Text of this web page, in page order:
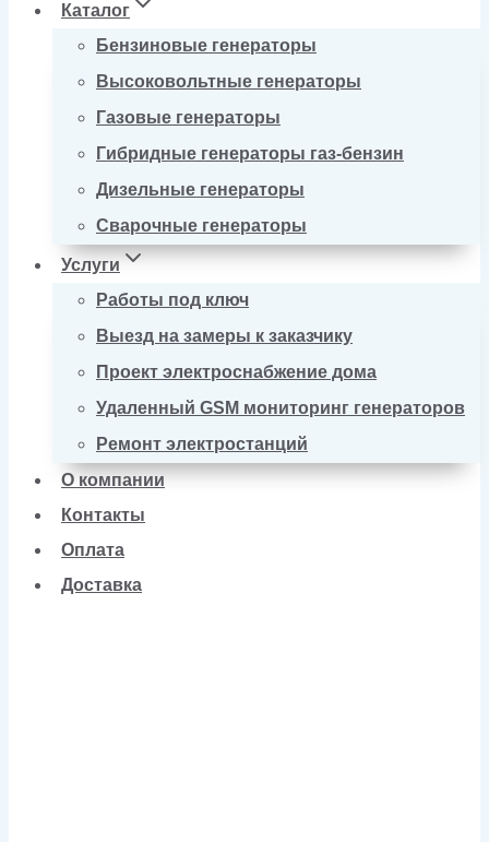
Каталог
Бензиновые генераторы
Высоковольтные генераторы
Газовые генераторы
Гибридные генераторы газ-бензин
Дизельные генераторы
Сварочные генераторы
Услуги
Работы под ключ
Выезд на замеры к заказчику
Проект электроснабжение дома
Удаленный GSM мониторинг генераторов
Ремонт электростанций
О компании
Контакты
Оплата
Доставка